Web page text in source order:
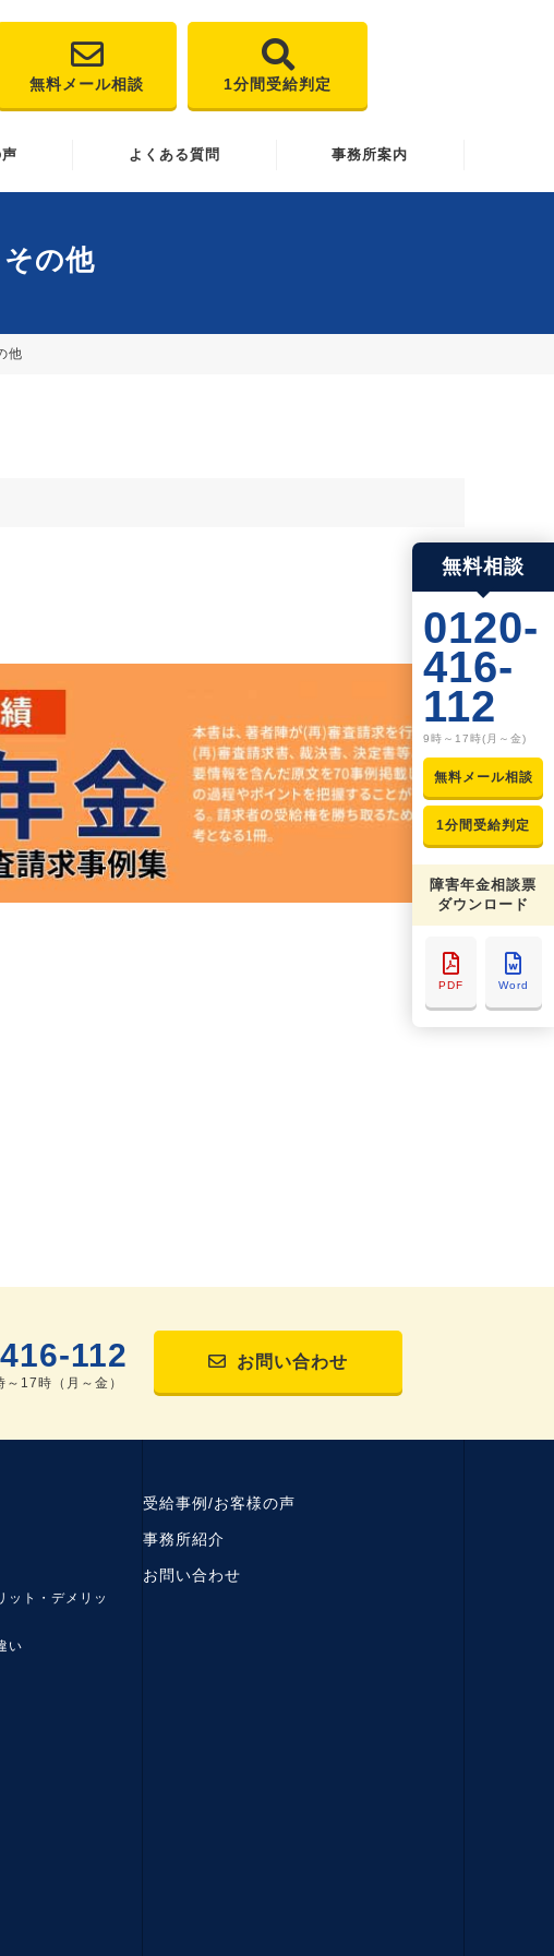
無料メール相談 1分間受給判定
よくある質問 事務所案内
の他
他
無料相談
0120-
416-
112
9時～17時(月～金)
無料メール相談
1分間受給判定
障害年金相談票
ダウンロード
PDF Word
112
17時（月～金）
お問い合わせ
ット・デメリッ
い
受給事例/お客様の声
事務所紹介
お問い合わせ